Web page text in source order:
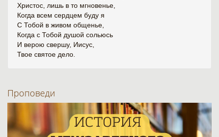
Христос, лишь в то мгновенье,
Когда всем сердцем буду я
С Тобой в живом общенье,
Когда с Тобой душой сольюсь
И верою свершу, Иисус,
Твое святое дело.
Проповеди